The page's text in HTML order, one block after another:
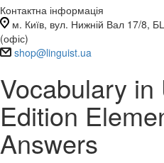
Контактна інформація
м. Київ, вул. Нижній Вал 17/8,
(офіс)
shop@linguist.ua
Vocabulary in
Edition
Answers